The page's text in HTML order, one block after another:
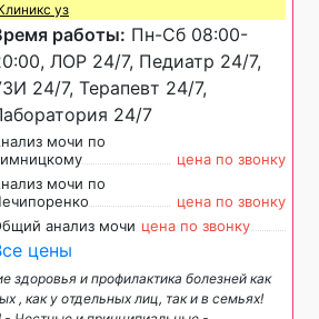
уз
работы: Пн-Сб 08:00-
ЛОР 24/7, Педиатр 24/7,
24/7, Терапевт 24/7,
24/7
мочи по
цена по звонку
мочи по
цена по звонку
анализ мочи цена по звонку
цены
и профилактика болезней как
, как у отдельных лиц, так и в семьях!